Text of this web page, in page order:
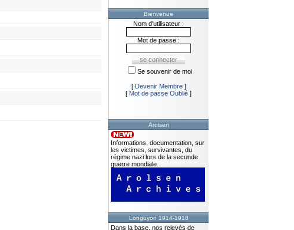
Bienvenue
Nom d'utilisateur :
Mot de passe :
Se souvenir de moi
[ Devenir Membre]
[ Mot de passe Oublié ]
Arolsen
Informations, documentation, sur
les victimes, survivantes, du
régime nazi lors de la seconde
guerre mondiale.
Longuyon 1914-1918
Dans la base, nos relevés de